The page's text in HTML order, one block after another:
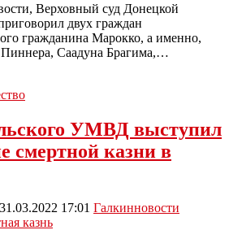
Верховный суд Донецкой
двух граждан
гражданина Марокко, а именно,
Саадуна Брагима,…
УМВД выступил
смертной казни в
31.03.2022 17:01 Галкинновости
казнь